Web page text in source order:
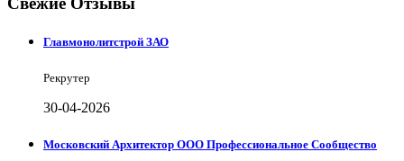
Главмонолитстрой ЗАО
Рекрутер
30-04-2026
Московский Архитектор ООО Профессиональное Сообщество